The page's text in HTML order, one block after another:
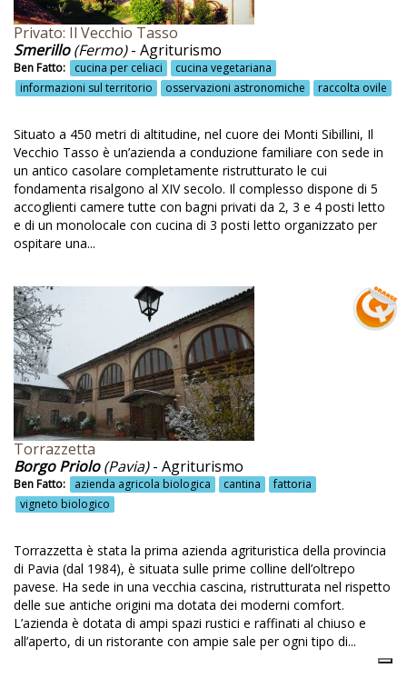
Parco
Parco del Delta del Po
Parco Nazionale del Cilento
Parco rurale
Passeggiate
Passeggiate a cavallo
Passeggiate naturalistiche
Percorsi naturalistici
Percorsi transumanza
Percorso natura
Pesca
PET Therapy
Petrosino
Piatti con la canapa
Piatti vegetariani e vegani
Piedimonte Etneo
Pilates
Pineta
Privato: Il Vecchio Tasso
Smerillo(Fermo)- Agriturismo
Ben Fatto: cucina per celiaci
cucina vegetariana
informazioni sul territorio
osservazioni astronomiche raccolta ovile
Situato a 450 metri di altitudine, nel cuore dei Monti Sibillini, Il
Vecchio Tasso è un’azienda a conduzione familiare con sede in
un antico casolare completamente ristrutturato le cui
fondamenta risalgono al XIV secolo. Il complesso dispone di 5
accoglienti camere tutte con bagni privati da 2, 3 e 4 posti letto
e di un monolocale con cucina di 3 posti letto organizzato per
ospitare una...
Torrazzetta
Borgo Priolo(Pavia)- Agriturismo
Ben Fatto: azienda agricola biologica cantina
fattoria
vigneto biologico
Torrazzetta è stata la prima azienda agrituristica della provincia
di Pavia (dal 1984), è situata sulle prime colline dell’oltrepo
pavese. Ha sede in una vecchia cascina, ristrutturata nel rispetto
delle sue antiche origini ma dotata dei moderni comfort.
L’azienda è dotata di ampi spazi rustici e raffinati al chiuso e
all’aperto, di un ristorante con ampie sale per ogni tipo di...